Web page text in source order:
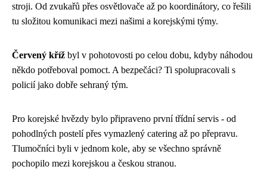
stroji. Od zvukařů přes osvětlovače až po koordinátory, co řešili
tu složitou komunikaci mezi našimi a korejskými týmy.
Červený kříž byl v pohotovosti po celou dobu, kdyby náhodou
někdo potřeboval pomoct. A bezpečáci? Ti spolupracovali s
policií jako dobře sehraný tým.
Pro korejské hvězdy bylo připraveno první třídní servis - od
pohodlných postelí přes vymazlený catering až po přepravu.
Tlumočníci byli v jednom kole, aby se všechno správně
pochopilo mezi korejskou a českou stranou.